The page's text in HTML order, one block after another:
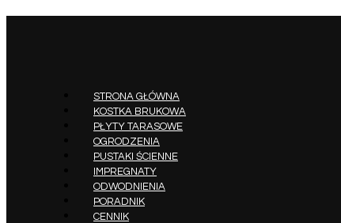
STRONA GŁÓWNA
KOSTKA BRUKOWA
PŁYTY TARASOWE
OGRODZENIA
PUSTAKI ŚCIENNE
IMPREGNATY
ODWODNIENIA
PORADNIK
CENNIK